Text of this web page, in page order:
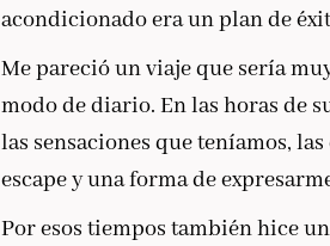
acondicionado era un plan de
Me pareció un viaje que sería
modo de diario. En las horas de
las sensaciones que teníamos,
escape y una forma de
Por esos tiempos también hice